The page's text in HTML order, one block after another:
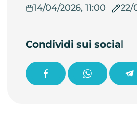
14/04/2026, 11:00
22/
Condividi sui social